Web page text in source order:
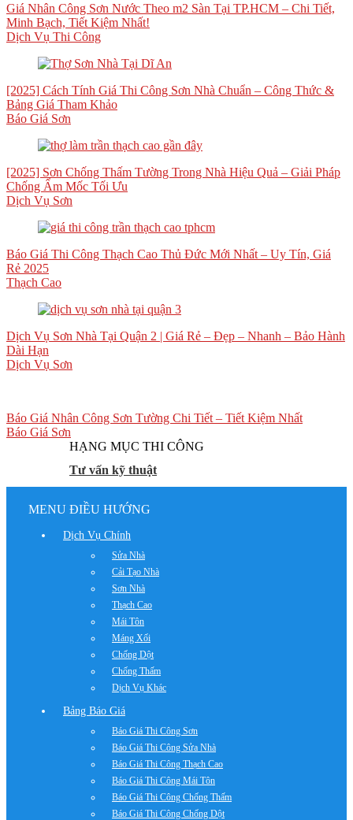
Giá Nhân Công Sơn Nước Theo m2 Sàn Tại TP.HCM – Chi Tiết,
Minh Bạch, Tiết Kiệm Nhất!
Dịch Vụ Thi Công
[2025] Cách Tính Giá Thi Công Sơn Nhà Chuẩn – Công Thức &
Bảng Giá Tham Khảo
Báo Giá Sơn
[2025] Sơn Chống Thấm Tường Trong Nhà Hiệu Quả – Giải Pháp
Chống Ẩm Mốc Tối Ưu
Dịch Vụ Sơn
Báo Giá Thi Công Thạch Cao Thủ Đức Mới Nhất – Uy Tín, Giá
Rẻ 2025
Thạch Cao
Dịch Vụ Sơn Nhà Tại Quận 2 | Giá Rẻ – Đẹp – Nhanh – Bảo Hành
Dài Hạn
Dịch Vụ Sơn
Báo Giá Nhân Công Sơn Tường Chi Tiết – Tiết Kiệm Nhất
Báo Giá Sơn
HẠNG MỤC THI CÔNG
Tư vấn kỹ thuật
MENU ĐIỀU HƯỚNG
Dịch Vụ Chính
Sửa Nhà
Cải Tạo Nhà
Sơn Nhà
Thạch Cao
Mái Tôn
Máng Xối
Chống Dột
Chống Thấm
Dịch Vụ Khác
Bảng Báo Giá
Báo Giá Thi Công Sơn
Báo Giá Thi Công Sửa Nhà
Báo Giá Thi Công Thạch Cao
Báo Giá Thi Công Mái Tôn
Báo Giá Thi Công Chống Thấm
Báo Giá Thi Công Chống Dột